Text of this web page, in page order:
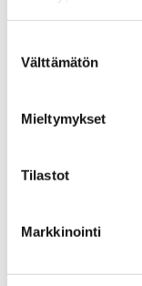
valinta
Välttämätön
Mieltymykset
Tilastot
Markkinointi